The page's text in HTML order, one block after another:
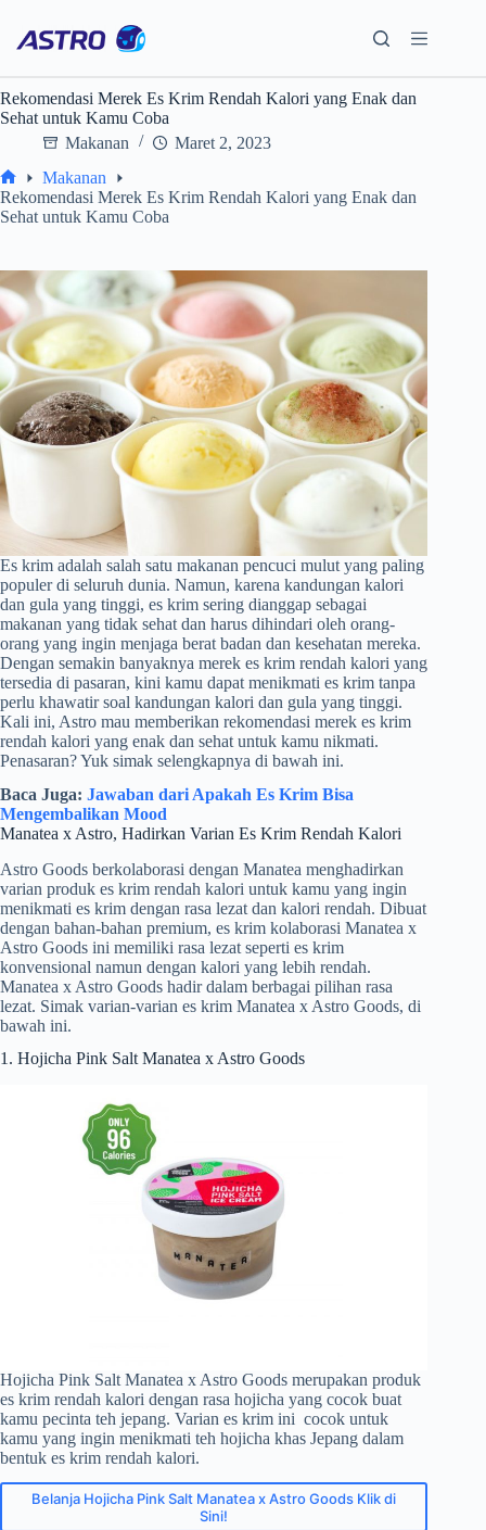
content
Rekomendasi Merek Es Krim Rendah Kalori yang Enak dan
Sehat untuk Kamu Coba
Makanan
Maret 2, 2023
Home
Makanan
Rekomendasi Merek Es Krim Rendah Kalori yang Enak dan
Sehat untuk Kamu Coba
Es krim adalah salah satu makanan pencuci mulut yang paling
populer di seluruh dunia. Namun, karena kandungan kalori
dan gula yang tinggi, es krim sering dianggap sebagai
makanan yang tidak sehat dan harus dihindari oleh orang-
orang yang ingin menjaga berat badan dan kesehatan mereka.
Dengan semakin banyaknya merek es krim rendah kalori yang
tersedia di pasaran, kini kamu dapat menikmati es krim tanpa
perlu khawatir soal kandungan kalori dan gula yang tinggi.
Kali ini, Astro mau memberikan rekomendasi merek es krim
rendah kalori yang enak dan sehat untuk kamu nikmati.
Penasaran? Yuk simak selengkapnya di bawah ini.
Baca Juga: Jawaban dari Apakah Es Krim Bisa
Mengembalikan Mood
Manatea x Astro, Hadirkan Varian Es Krim Rendah Kalori
Astro Goods berkolaborasi dengan Manatea menghadirkan
varian produk es krim rendah kalori untuk kamu yang ingin
menikmati es krim dengan rasa lezat dan kalori rendah. Dibuat
dengan bahan-bahan premium, es krim kolaborasi Manatea x
Astro Goods ini memiliki rasa lezat seperti es krim
konvensional namun dengan kalori yang lebih rendah.
Manatea x Astro Goods hadir dalam berbagai pilihan rasa
lezat. Simak varian-varian es krim Manatea x Astro Goods, di
bawah ini.
1. Hojicha Pink Salt Manatea x Astro Goods
Hojicha Pink Salt Manatea x Astro Goods merupakan produk
es krim rendah kalori dengan rasa hojicha yang cocok buat
kamu pecinta teh jepang. Varian es krim ini cocok untuk
kamu yang ingin menikmati teh hojicha khas Jepang dalam
bentuk es krim rendah kalori.
Belanja Hojicha Pink Salt Manatea x Astro Goods Klik di
Sini!